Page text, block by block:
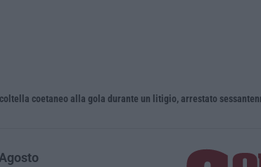
coetaneo alla gola durante un litigio, arrestato